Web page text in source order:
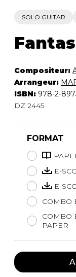
SOLO GUITAR
Compositeur:
Arrangeur:
ISBN: 978-2-
DZ 2445
FORMAT
E-
E-
COMBO
COMBO
PAPER